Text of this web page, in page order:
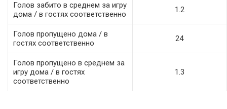
Голов забито в среднем за игру
дома / в гостях соответственно
1.2
Голов пропущено дома / в
гостях соответственно
24
Голов пропущено в среднем за
игру дома / в гостях
соответственно
1.3